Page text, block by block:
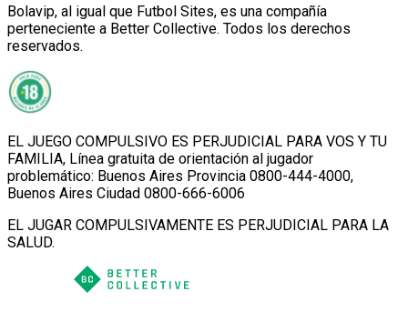
Bolavip, al igual que Futbol Sites, es una compañía
perteneciente a Better Collective. Todos los derechos
reservados.
EL JUEGO COMPULSIVO ES PERJUDICIAL PARA VOS Y TU
FAMILIA, Línea gratuita de orientación al jugador
problemático: Buenos Aires Provincia 0800-444-4000,
Buenos Aires Ciudad 0800-666-6006
EL JUGAR COMPULSIVAMENTE ES PERJUDICIAL PARA LA
SALUD.